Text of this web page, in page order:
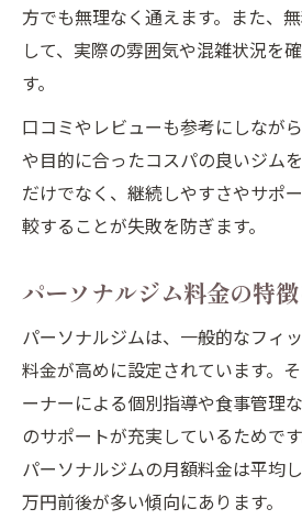
方でも無理なく通えます。また、
して、実際の雰囲気や混雑状況を
す。
口コミやレビューも参考にしなが
や目的に合ったコスパの良いジム
だけでなく、継続しやすさやサポ
較することが失敗を防ぎます。
パーソナルジム料金の特
パーソナルジムは、一般的なフィ
料金が高めに設定されています。
ーナーによる個別指導や食事管理
のサポートが充実しているためで
パーソナルジムの月額料金は平均
万円前後が多い傾向にあります。